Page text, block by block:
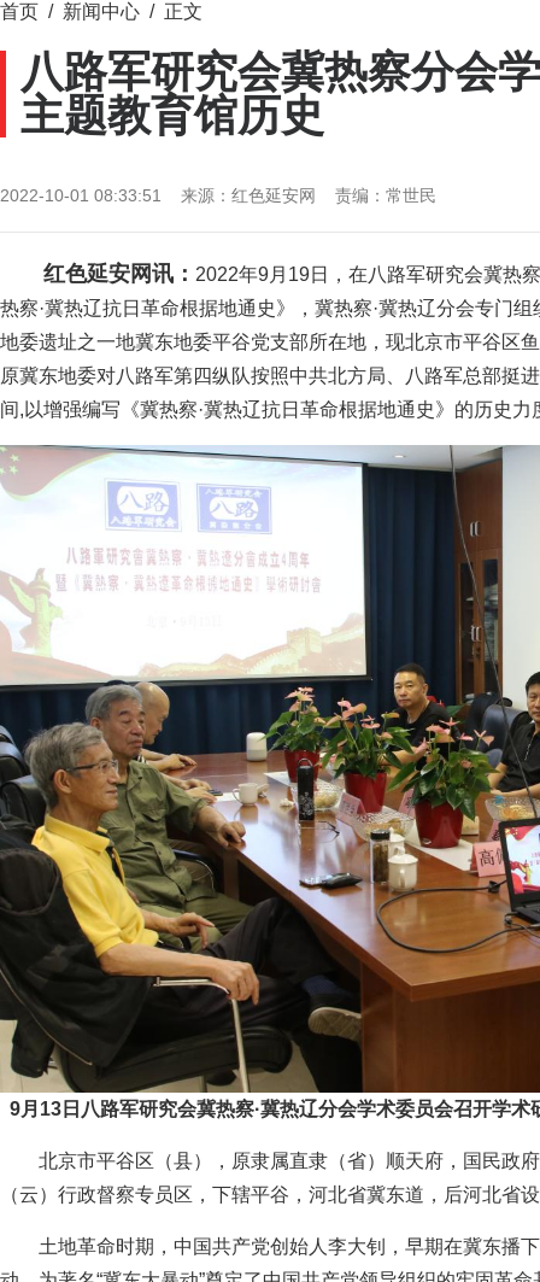
首页 / 新闻中心 / 正文
八路军研究会冀热察分会
主题教育馆历史
2022-10-01 08:33:51 来源：红色延安网 责编：常世民
红色延安网讯： 2022年9月19日，在八路军研究会冀热
热察·冀热辽抗日革命根据地通史》，冀热察·冀热辽分会专门
地委遗址之一地冀东地委平谷党支部所在地，现北京市平谷区
原冀东地委对八路军第四纵队按照中共北方局、八路军总部挺
间,以增强编写《冀热察·冀热辽抗日革命根据地通史》的历史力
9月13日八路军研究会冀热察·冀热辽分会学术委员会召开学术
北京市平谷区（县），原隶属直隶（省）顺天府，国民政
（云）行政督察专员区，下辖平谷，河北省冀东道，后河北
土地革命时期，中国共产党创始人李大钊，早期在冀东播